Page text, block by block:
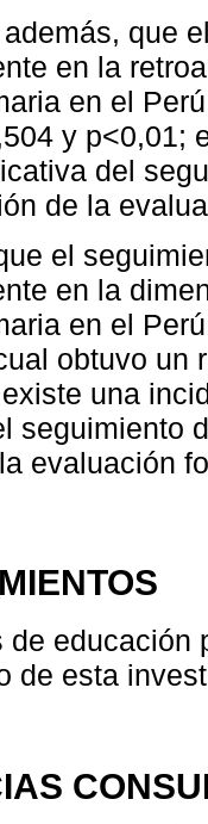
que
en la
en el
y p<0,01;
del
de la
el
en la
en el
obtuvo un
una
seguimiento
evaluación
de educación
de esta